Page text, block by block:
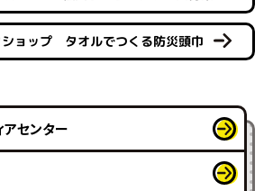
ョップ タオルでつくる防災頭巾
センター